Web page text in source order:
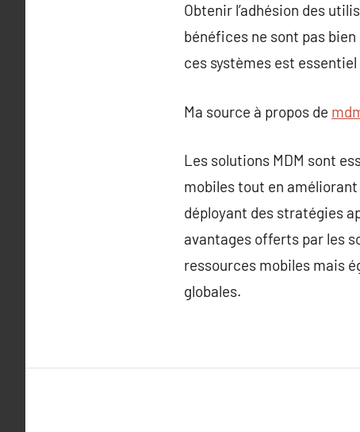
Obtenir l’adhésion des
bénéfices ne sont pas
ces systèmes est
Ma source à propos de
Les solutions MDM sont
mobiles tout en
déployant des stratégies
avantages offerts par les
ressources mobiles mais
globales.